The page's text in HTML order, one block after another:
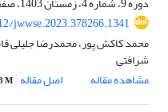
jwwse.2023.378266.1341
محمد کاکش پور، محمدرضا جلیلی
شرافتی
مشاهده مقاله
اصل مقاله M